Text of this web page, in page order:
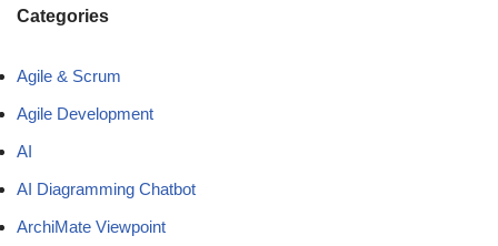
Categories
Agile & Scrum
Agile Development
AI
AI Diagramming Chatbot
ArchiMate Viewpoint